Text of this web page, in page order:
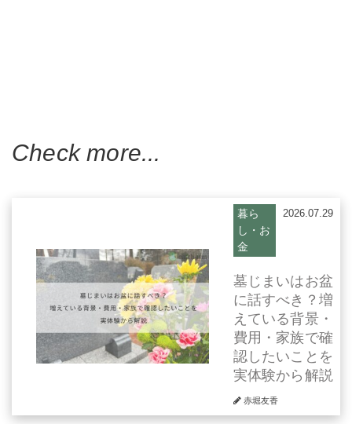
Check more...
暮ら
し・お
金
2026.07.29
墓じまいはお盆
に話すべき？増
えている背景・
費用・家族で確
認したいことを
実体験から解説
赤堀友香